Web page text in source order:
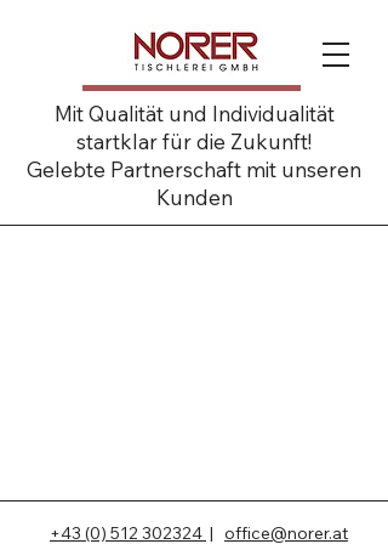
Mit Qualität und Individualität
startklar für die Zukunft!
Gelebte Partnerschaft mit unseren
Kunden
+43 (0) 512 302324 | office@norer.at